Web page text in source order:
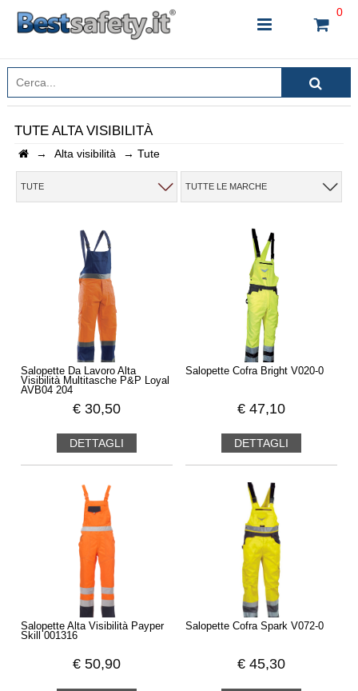
0
INSERISCI IL NOME DEL PRODOTTO CHE STAI
CERCANDO
TUTE ALTA VISIBILITÀ
→ Alta visibilità → Tute
TUTE TUTTE LE MARCHE
Salopette Da Lavoro Alta
Visibilità Multitasche P&P Loyal
AVB04 204
€ 30,50
DETTAGLI
Salopette Cofra Bright V020-0
€ 47,10
DETTAGLI
Salopette Alta Visibilità Payper
Skill 001316
€ 50,90
Salopette Cofra Spark V072-0
€ 45,30